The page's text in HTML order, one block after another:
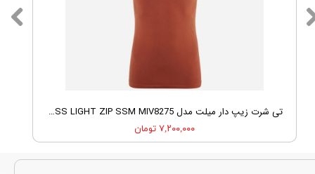
تی شرت زیپ دار میلت مدل MILLET LTK SEAMLESS LIGHT ZIP SSM MIV8275
۷,۲۰۰,۰۰۰ تومان